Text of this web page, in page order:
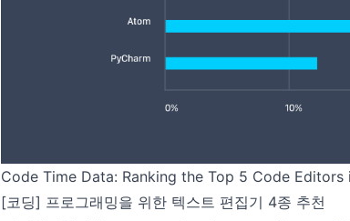
Code Time Data: Ranking the Top 5 Code
[코딩] 프로그래밍을 위한 텍스트 편집기 4종 추천